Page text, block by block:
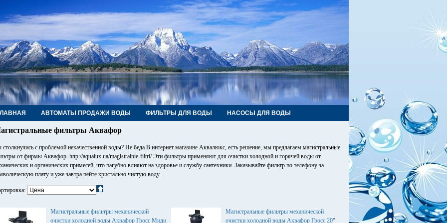
АВТОМАТЫ ПРОДАЖИ ВОДЫ ФИЛЬТРЫ ДЛЯ ВОДЫ НАСОСЫ ДЛЯ ВОДЫ
ФИТИНГИ, КРАНЫ КОНТАКТЫ
фильтры Аквафор
с проблемой некачественной воды? Не беда В интернет магазине Аквалюкс, есть решение, мы предлагаем магистральные
от фирмы Аквафор. http://aqualux.ua/magistralnie-filtri/ Эти фильтры применяют для очистки холодной и горячей воды от
и органических примесей, что пагубно влияют на здоровье и службу сантехники. Заказывайте фильтр по телефону за
плату и уже завтра пейте кристально чистую воду.
Магистральные фильтры механической
очистки холодной воды Аквафор Гросс Миди
Магистральные фильтры механической
очистки холодной воды Аквафор Гросс 20"